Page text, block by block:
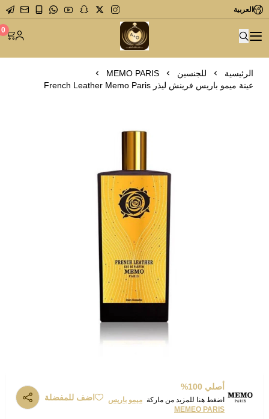
العربية
متجر عاشق العطور 0
الرئيسية للجنسين
MEMO PARIS
عينة ميمو باريس فرينش ليذر French Leather Memo Paris
أصلي 100%
اضغط هنا للمزيد من ماركة ميمو باريس
MEMEO PARIS
اضف للمفضلة